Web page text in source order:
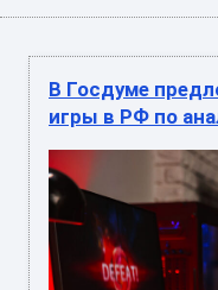
В Госдуме
игры в РФ по